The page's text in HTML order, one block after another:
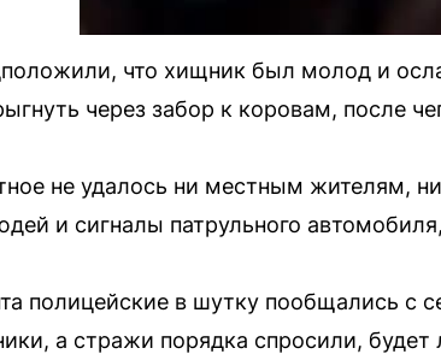
что хищник был молод и
через забор к коровам, после
не удалось ни местным жителям,
и сигналы патрульного
полицейские в шутку пообщались с
а стражи порядка спросили,